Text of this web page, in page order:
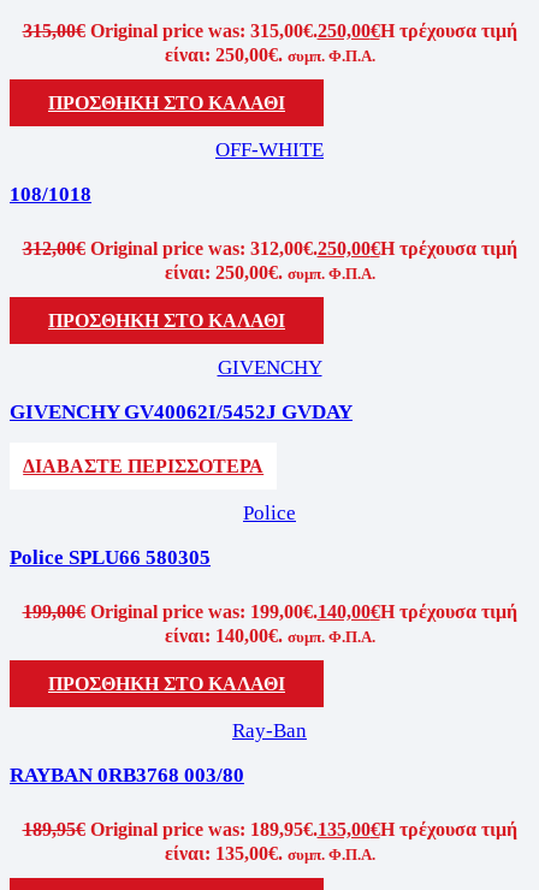
315,00€ Original price was: 315,00€.250,00€Η τρέχουσα τιμή
είναι: 250,00€. συμπ. Φ.Π.Α.
ΠΡΟΣΘΗΚΗ ΣΤΟ ΚΑΛΑΘΙ
OFF-WHITE
108/1018
312,00€ Original price was: 312,00€.250,00€Η τρέχουσα τιμή
είναι: 250,00€. συμπ. Φ.Π.Α.
ΠΡΟΣΘΗΚΗ ΣΤΟ ΚΑΛΑΘΙ
GIVENCHY
GIVENCHY GV40062I/5452J GVDAY
ΔΙΑΒΑΣΤΕ ΠΕΡΙΣΣΟΤΕΡΑ
Police
Police SPLU66 580305
199,00€ Original price was: 199,00€.140,00€Η τρέχουσα τιμή
είναι: 140,00€. συμπ. Φ.Π.Α.
ΠΡΟΣΘΗΚΗ ΣΤΟ ΚΑΛΑΘΙ
Ray-Ban
RAYBAN 0RB3768 003/80
189,95€ Original price was: 189,95€.135,00€Η τρέχουσα τιμή
είναι: 135,00€. συμπ. Φ.Π.Α.